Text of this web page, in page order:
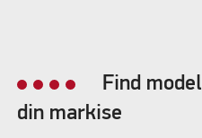
Find
din markise